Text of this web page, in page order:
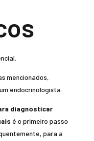
mencionados,
endocrinologista.
diagnosticar
é o primeiro passo
para a